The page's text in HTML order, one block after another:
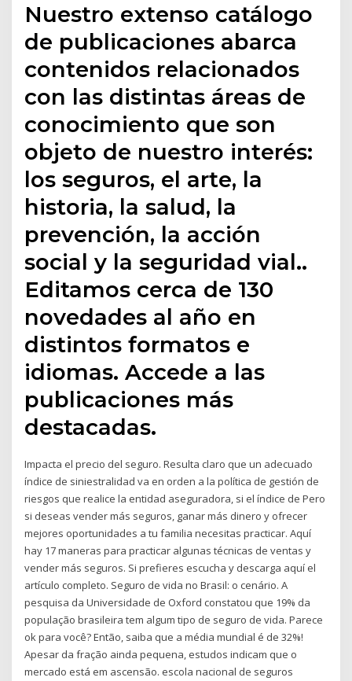
Nuestro extenso catálogo
de publicaciones abarca
contenidos relacionados
con las distintas áreas de
conocimiento que son
objeto de nuestro interés:
los seguros, el arte, la
historia, la salud, la
prevención, la acción
social y la seguridad vial..
Editamos cerca de 130
novedades al año en
distintos formatos e
idiomas. Accede a las
publicaciones más
destacadas.
Impacta el precio del seguro. Resulta claro que un adecuado
índice de siniestralidad va en orden a la política de gestión de
riesgos que realice la entidad aseguradora, si el índice de Pero
si deseas vender más seguros, ganar más dinero y ofrecer
mejores oportunidades a tu familia necesitas practicar. Aquí
hay 17 maneras para practicar algunas técnicas de ventas y
vender más seguros. Si prefieres escucha y descarga aquí el
artículo completo. Seguro de vida no Brasil: o cenário. A
pesquisa da Universidade de Oxford constatou que 19% da
população brasileira tem algum tipo de seguro de vida. Parece
ok para você? Então, saiba que a média mundial é de 32%!
Apesar da fração ainda pequena, estudos indicam que o
mercado está em ascensão. escola nacional de seguros